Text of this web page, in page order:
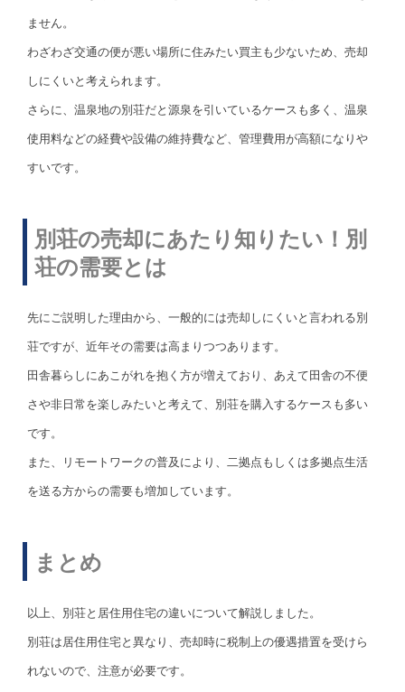
ません。
わざわざ交通の便が悪い場所に住みたい買主も少ないため、売却
しにくいと考えられます。
さらに、温泉地の別荘だと源泉を引いているケースも多く、温泉
使用料などの経費や設備の維持費など、管理費用が高額になりや
すいです。
別荘の売却にあたり知りたい！別
荘の需要とは
先にご説明した理由から、一般的には売却しにくいと言われる別
荘ですが、近年その需要は高まりつつあります。
田舎暮らしにあこがれを抱く方が増えており、あえて田舎の不便
さや非日常を楽しみたいと考えて、別荘を購入するケースも多い
です。
また、リモートワークの普及により、二拠点もしくは多拠点生活
を送る方からの需要も増加しています。
まとめ
以上、別荘と居住用住宅の違いについて解説しました。
別荘は居住用住宅と異なり、売却時に税制上の優遇措置を受けら
れないので、注意が必要です。